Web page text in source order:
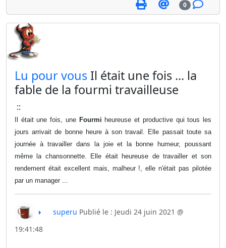
0
​Lu pour vous Il était une fois ... la
fable de la fourmi travailleuse
::
Il était une fois, une Fourmi heureuse et productive qui tous les
jours arrivait de bonne heure à son travail. Elle passait toute sa
journée à travailler dans la joie et la bonne humeur, poussant
même la chansonnette. Elle était heureuse de travailler et son
rendement était excellent mais, malheur !, elle n'était pas pilotée
par un manager ...
superu Publié le : Jeudi 24 juin 2021 @
19:41:48